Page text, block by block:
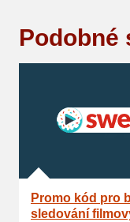
Podobné
Promo kód pro
sledování